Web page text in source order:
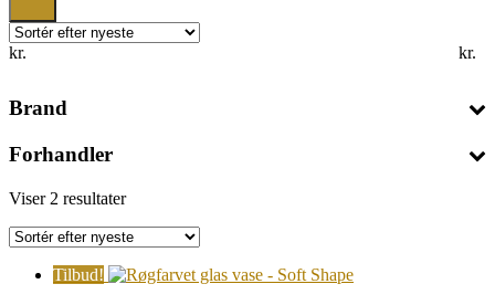
kr. kr.
Brand
Forhandler
Viser 2 resultaterSorted
latest
Tilbud!